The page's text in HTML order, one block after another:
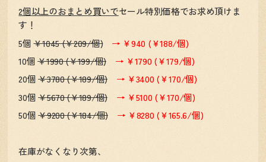
2個以上のおまとめ買いでセール特別価格でお求め頂けま
す！
5個￥1045 (￥209/個)
→ ￥940 (￥188/個)
10個￥1990 (￥199/個)
→ ￥1790 (￥179/個)
20個￥3780 (￥189/個)
→ ￥3400 (￥170/個)
30個￥5670 (￥189/個)
→ ￥5100 (￥170/個)
50個￥9200 (￥184/個) → ￥8280 (￥165.6/個)
在庫がなくなり次第、